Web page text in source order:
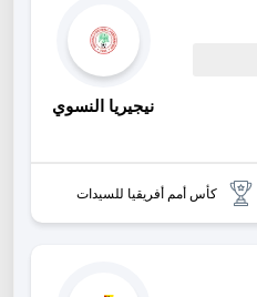
نيجيريا النسوي
كأس أمم أفريقيا للسيدات